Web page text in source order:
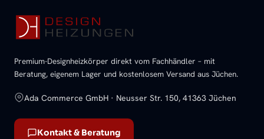
Premium-Designheizkörper direkt vom Fachhändler – mit
Beratung, eigenem Lager und kostenlosem Versand aus Jüchen.
Ada Commerce GmbH · Neusser Str. 150, 41363 Jüchen
Kontakt & Beratung